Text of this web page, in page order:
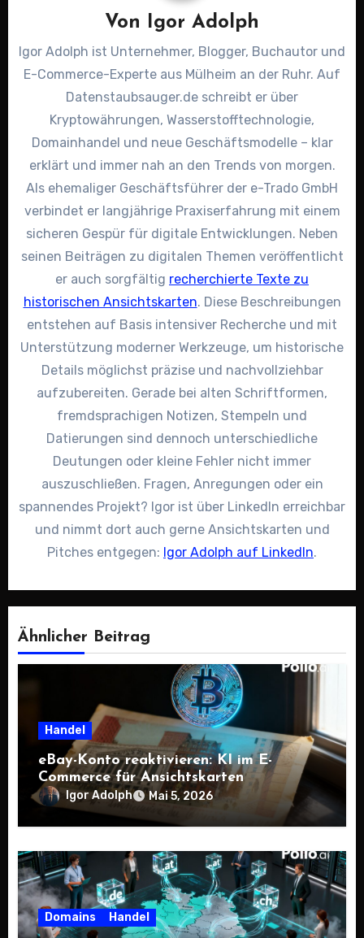
Von Igor Adolph
Igor Adolph ist Unternehmer, Blogger, Buchautor und
E-Commerce-Experte aus Mülheim an der Ruhr. Auf
Datenstaubsauger.de schreibt er über
Kryptowährungen, Wasserstofftechnologie,
Domainhandel und neue Geschäftsmodelle – klar
erklärt und immer nah an den Trends von morgen.
Als ehemaliger Geschäftsführer der e-Trado GmbH
verbindet er langjährige Praxiserfahrung mit einem
sicheren Gespür für digitale Entwicklungen. Neben
seinen Beiträgen zu digitalen Themen veröffentlicht
er auch sorgfältig recherchierte Texte zu
historischen Ansichtskarten. Diese Beschreibungen
entstehen auf Basis intensiver Recherche und mit
Unterstützung moderner Werkzeuge, um historische
Details möglichst präzise und nachvollziehbar
aufzubereiten. Gerade bei alten Schriftformen,
fremdsprachigen Notizen, Stempeln und
Datierungen sind dennoch unterschiedliche
Deutungen oder kleine Fehler nicht immer
auszuschließen. Fragen, Anregungen oder ein
spannendes Projekt? Igor ist über LinkedIn erreichbar
und nimmt dort auch gerne Ansichtskarten und
Pitches entgegen: Igor Adolph auf LinkedIn.
Ähnlicher Beitrag
Handel
eBay-Konto reaktivieren: KI im E-
Commerce für Ansichtskarten
Igor Adolph Mai 5, 2026
Domains Handel